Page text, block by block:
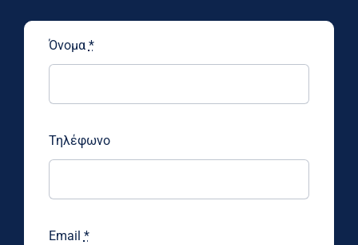
Όνομα *
Τηλέφωνο
Email *